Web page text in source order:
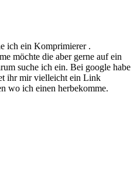
ich ein Komprimierer .
möchte die aber gerne auf ein
suche ich ein. Bei google habe
ihr mir vielleicht ein Link
wo ich einen herbekomme.